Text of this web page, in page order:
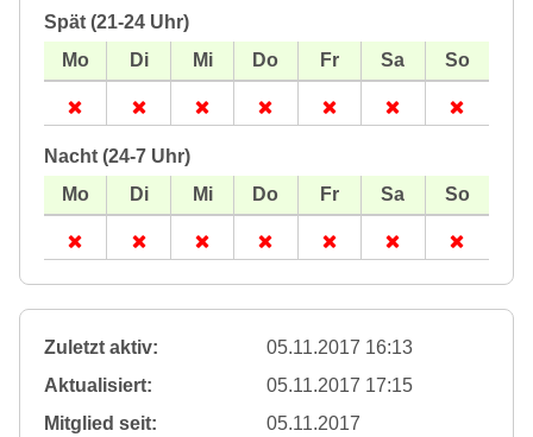
Spät (21-24 Uhr)
Nacht (24-7 Uhr)
Zuletzt aktiv:
05.11.2017 16:13
Aktualisiert:
05.11.2017 17:15
Mitglied seit:
05.11.2017